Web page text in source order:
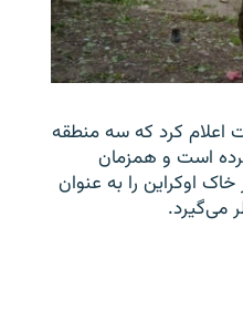
۲۶ اردیبهشت اعلام کرد که سه منطقه
است و همزمان
اوکراین را به عنوان
می‌گیرد.